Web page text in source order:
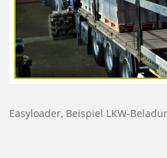
Easyloader, Beispiel LKW-